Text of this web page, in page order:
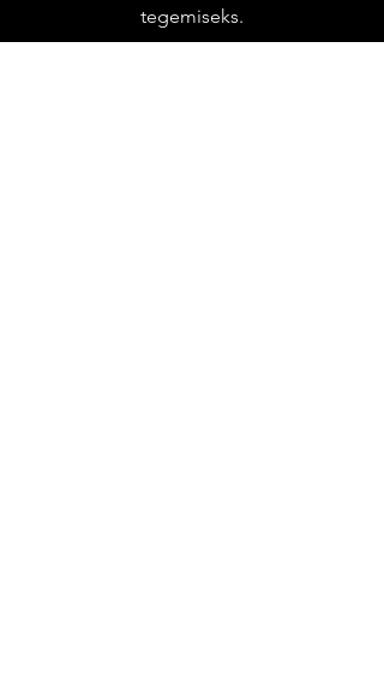
tegemiseks.